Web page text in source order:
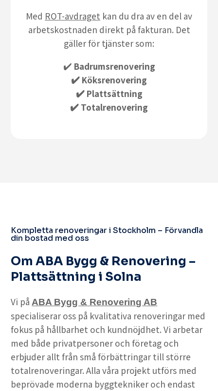
Med ROT-avdraget kan du dra av en del av
arbetskostnaden direkt på fakturan. Det
gäller för tjänster som:
✔️ Badrumsrenovering
✔️ Köksrenovering
✔️ Plattsättning
✔️ Totalrenovering
Kompletta renoveringar i Stockholm – Förvandla
din bostad med oss
Om ABA Bygg & Renovering –
Plattsättning i Solna
Vi påABA Bygg & Renovering AB
specialiserar oss på kvalitativa renoveringar med
fokus på hållbarhet och kundnöjdhet. Vi arbetar
med både privatpersoner och företag och
erbjuder allt från små förbättringar till större
totalrenoveringar. Alla våra projekt utförs med
beprövade moderna byggtekniker och endast